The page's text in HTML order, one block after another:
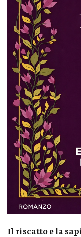
Il riscatto e la